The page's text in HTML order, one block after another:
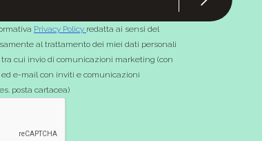
Privacy Policy redatta ai sensi del
al trattamento dei miei dati personali
cui invio di comunicazioni marketing (con
e-mail con inviti e comunicazioni
posta cartacea)